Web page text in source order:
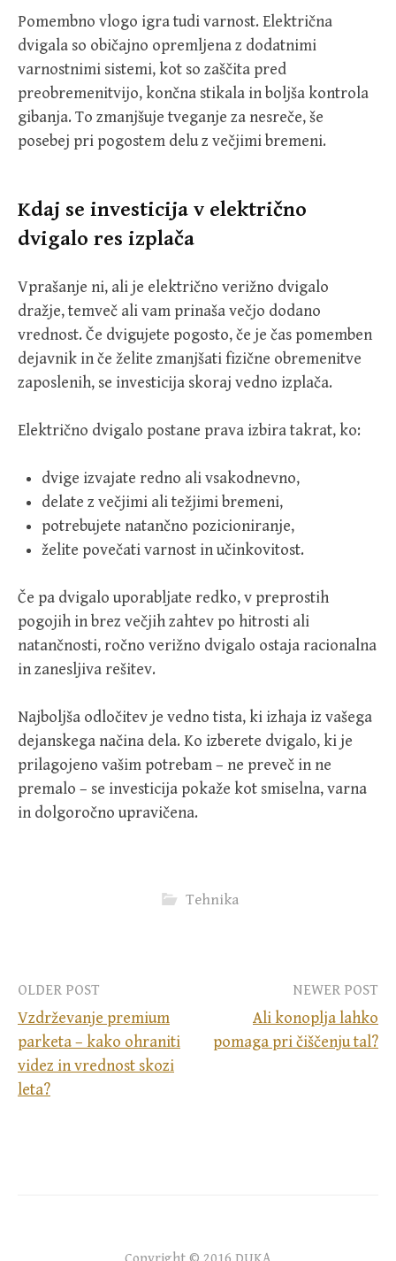
Pomembno vlogo igra tudi varnost. Električna
dvigala so običajno opremljena z dodatnimi
varnostnimi sistemi, kot so zaščita pred
preobremenitvijo, končna stikala in boljša kontrola
gibanja. To zmanjšuje tveganje za nesreče, še
posebej pri pogostem delu z večjimi bremeni.
Kdaj se investicija v električno
dvigalo res izplača
Vprašanje ni, ali je električno verižno dvigalo
dražje, temveč ali vam prinaša večjo dodano
vrednost. Če dvigujete pogosto, če je čas pomemben
dejavnik in če želite zmanjšati fizične obremenitve
zaposlenih, se investicija skoraj vedno izplača.
Električno dvigalo postane prava izbira takrat, ko:
dvige izvajate redno ali vsakodnevno,
delate z večjimi ali težjimi bremeni,
potrebujete natančno pozicioniranje,
želite povečati varnost in učinkovitost.
Če pa dvigalo uporabljate redko, v preprostih
pogojih in brez večjih zahtev po hitrosti ali
natančnosti, ročno verižno dvigalo ostaja racionalna
in zanesljiva rešitev.
Najboljša odločitev je vedno tista, ki izhaja iz vašega
dejanskega načina dela. Ko izberete dvigalo, ki je
prilagojeno vašim potrebam – ne preveč in ne
premalo – se investicija pokaže kot smiselna, varna
in dolgoročno upravičena.
Tehnika
Post
navigation
OLDER POST
Vzdrževanje premium
parketa – kako ohraniti
videz in vrednost skozi
leta?
NEWER POST
Ali konoplja lahko
pomaga pri čiščenju tal?